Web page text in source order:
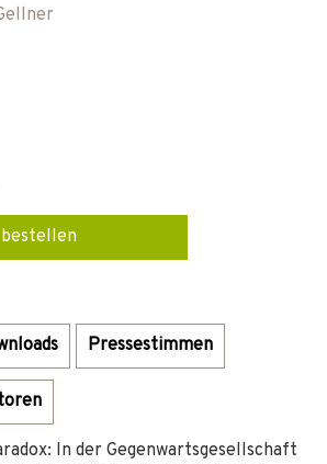
bestellen
Pressestimmen
In der Gegenwartsgesellschaft